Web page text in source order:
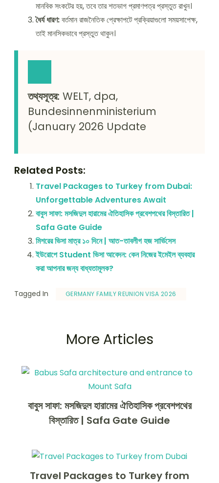
মানবিক সংকটের হয়, তবে তার শতভাগ প্রমাণপত্র প্রস্তুত রাখুন।
ধৈর্য ধারণ:বর্তমান রাজনৈতিক প্রেক্ষাপটে প্রক্রিয়াগুলো সময়সাপেক্ষ,
তাই মানসিকভাবে প্রস্তুত থাকুন।
তথ্যসূত্র: WELT, dpa,
Bundesinnenministerium
(January 2026 Update
Related Posts:
Travel Packages to Turkey from Dubai:
Unforgettable Adventures Await
বাবুস সাফা: মসজিদুল হারামের ঐতিহাসিক প্রবেশপথের বিস্তারিত |
Safa Gate Guide
মিশরের ভিসা মাত্র ১০ দিনে | আত-তাবলীগ হজ সার্ভিসেস
ইউরোপে Student ভিসা আবেদন: কেন নিজের ইমেইল ব্যবহার
করা আপনার জন্য বাধ্যতামূলক?
Tagged In GERMANY FAMILY REUNION VISA 2026
More Articles
বাবুস সাফা: মসজিদুল হারামের ঐতিহাসিক প্রবেশপথের
বিস্তারিত | Safa Gate Guide
Travel Packages to Turkey from